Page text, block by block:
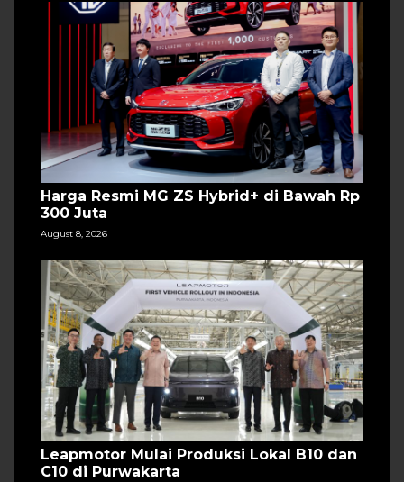
Harga Resmi MG ZS Hybrid+ di Bawah Rp
300 Juta
August 8, 2026
Leapmotor Mulai Produksi Lokal B10 dan
C10 di Purwakarta